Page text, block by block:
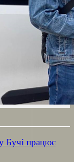
Бучі працює